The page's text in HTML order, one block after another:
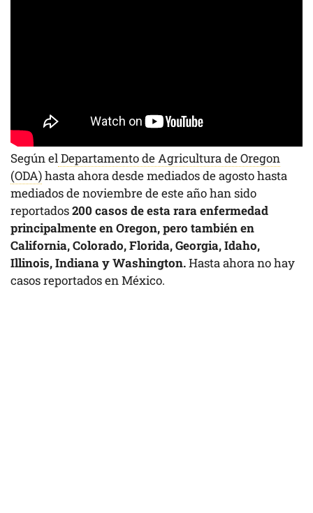
Según elDepartamento de Agricultura de Oregon
(ODA)hasta ahora desde mediados de agosto hasta
mediados de noviembre de este año han sido
reportados200 casos de esta rara enfermedad
principalmente en Oregon, pero también en
California, Colorado, Florida, Georgia, Idaho,
Illinois, Indiana y Washington.Hasta ahora no hay
casos reportados en México.